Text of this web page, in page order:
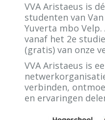
VVA Aristaeus is
studenten van
Yuverta mbo
vanaf het 2e
(gratis) van onze
VVA Aristaeus is
verbinden,
en ervaringen